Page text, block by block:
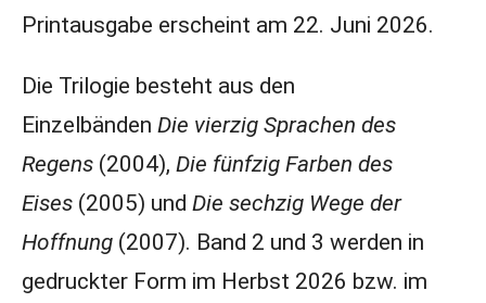
Printausgabe erscheint am 22. Juni 2026.
Die Trilogie besteht aus den
Einzelbänden Die vierzig Sprachen des
Regens(2004), Die fünfzig Farben des
Eises (2005) und Die sechzig Wege der
Hoffnung (2007). Band 2 und 3 werden in
gedruckter Form im Herbst 2026 bzw. im